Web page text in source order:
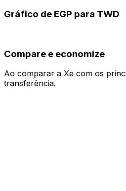
Gráfico de EGP para TWD
Compare e economize
Ao comparar a Xe com os
transferência.